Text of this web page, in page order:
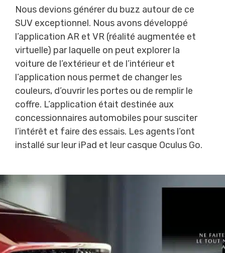
Nous devions générer du buzz autour de ce
SUV exceptionnel. Nous avons développé
l’application AR et VR (réalité augmentée et
virtuelle) par laquelle on peut explorer la
voiture de l’extérieur et de l’intérieur et
l’application nous permet de changer les
couleurs, d’ouvrir les portes ou de remplir le
coffre. L’application était destinée aux
concessionnaires automobiles pour susciter
l’intérêt et faire des essais. Les agents l’ont
installé sur leur iPad et leur casque Oculus Go.